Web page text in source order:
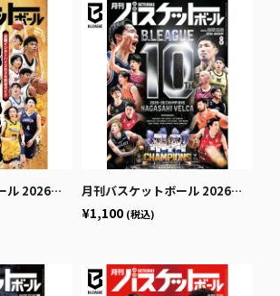
日2026年7月24日) 月刊バスケットボール 2026年8月号 (発売日2026年6月25日)
¥1,100 (税込)